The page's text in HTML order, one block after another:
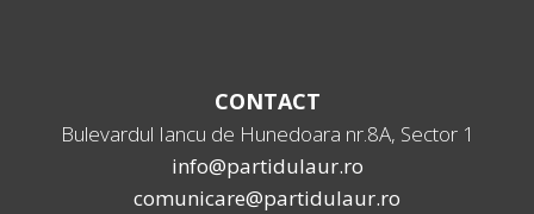
CONTACT
Bulevardul Iancu de Hunedoara nr.8A, Sector 1
info@partidulaur.ro
comunicare@partidulaur.ro